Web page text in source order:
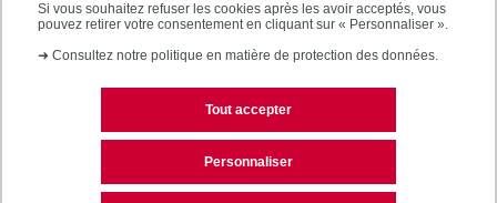
Si vous souhaitez refuser les cookies après les avoir acceptés, vous
pouvez retirer votre consentement en cliquant sur « Personnaliser ».
➜ Consultez notre politique en matière de protection des données.
Tout accepter
Personnaliser
Mentions légales
Plan d'accès Plan du site